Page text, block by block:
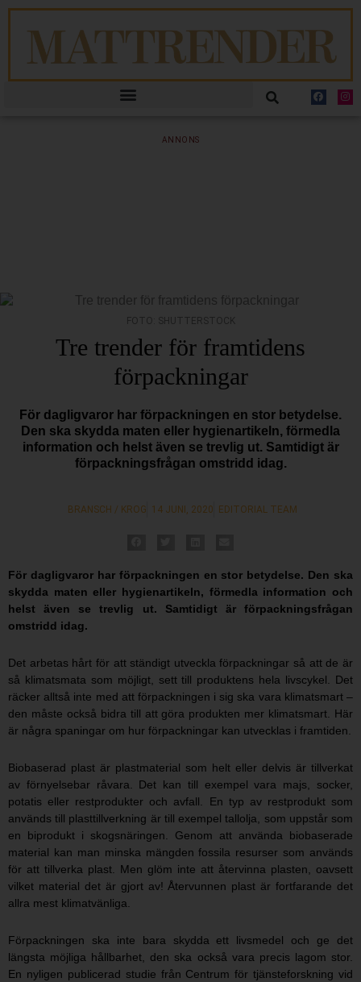
ANNONS
FOTO: SHUTTERSTOCK
Tre trender för framtidens
förpackningar
För dagligvaror har förpackningen en stor betydelse.
Den ska skydda maten eller hygienartikeln, förmedla
information och helst även se trevlig ut. Samtidigt är
förpackningsfrågan omstridd idag.
BRANSCH / KROG 14 JUNI, 2020 EDITORIAL TEAM
För dagligvaror har förpackningen en stor betydelse. Den ska
skydda maten eller hygienartikeln, förmedla information och
helst även se trevlig ut. Samtidigt är förpackningsfrågan
omstridd idag.
Det arbetas hårt för att ständigt utveckla förpackningar så att de är
så klimatsmata som möjligt, sett till produktens hela livscykel. Det
räcker alltså inte med att förpackningen i sig ska vara klimatsmart –
den måste också bidra till att göra produkten mer klimatsmart. Här
är några spaningar om hur förpackningar kan utvecklas i framtiden.
Biobaserad plast är plastmaterial som helt eller delvis är tillverkat
av förnyelsebar råvara. Det kan till exempel vara majs, socker,
potatis eller restprodukter och avfall. En typ av restprodukt som
används till plasttillverkning är till exempel tallolja, som uppstår som
en biprodukt i skogsnäringen. Genom att använda biobaserade
material kan man minska mängden fossila resurser som används
för att tillverka plast. Men glöm inte att återvinna plasten, oavsett
vilket material det är gjort av! Återvunnen plast är fortfarande det
allra mest klimatvänliga.
Förpackningen ska inte bara skydda ett livsmedel och ge det
längsta möjliga hållbarhet, den ska också vara precis lagom stor.
En nyligen publicerad studie från Centrum för tjänsteforskning vid